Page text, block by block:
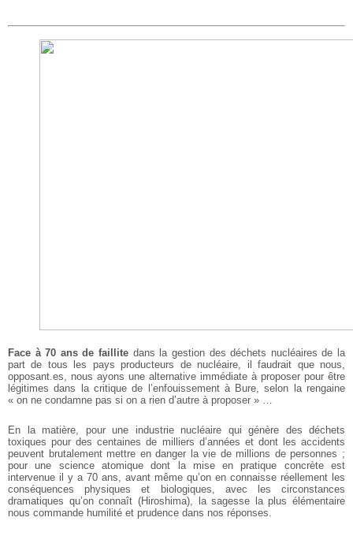
Face à 70 ans de faillite dans la gestion des déchets nucléaires de la
part de tous les pays producteurs de nucléaire, il faudrait que nous,
opposant.es, nous ayons une alternative immédiate à proposer pour être
légitimes dans la critique de l’enfouissement à Bure, selon la rengaine
« on ne condamne pas si on a rien d’autre à proposer » …
En la matière, pour une industrie nucléaire qui génère des déchets
toxiques pour des centaines de milliers d’années et dont les accidents
peuvent brutalement mettre en danger la vie de millions de personnes ;
pour une science atomique dont la mise en pratique concrète est
intervenue il y a 70 ans, avant même qu’on en connaisse réellement les
conséquences physiques et biologiques, avec les circonstances
dramatiques qu’on connaît (Hiroshima), la sagesse la plus élémentaire
nous commande humilité et prudence dans nos réponses.